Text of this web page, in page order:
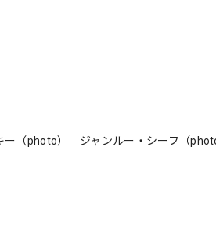
（photo） ジャンルー・シーフ（